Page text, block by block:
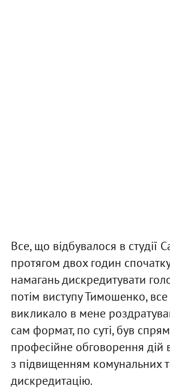
Все, що відбувалося в студії
протягом двох годин
намагань дискредитувати
потім виступу Тимошенко,
викликало в мене
сам формат, по суті, був
професійне обговорення дій
з підвищенням комунальних
дискредитацію.